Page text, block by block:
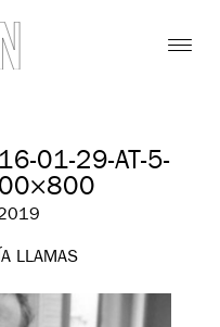
01-29-AT-5-
LLAMAS